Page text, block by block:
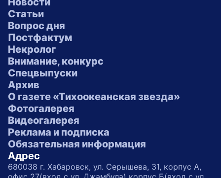
Статьи
Вопрос дня
Постфактум
Некролог
Внимание, конкурс
Спецвыпуски
Архив
О газете «Тихоокеанская звезда»
Фотогалерея
Видеогалерея
Реклама и подписка
Обязательная информация
Адрес
680038 г. Хабаровск, ул. Серышева, 31, корпус А,